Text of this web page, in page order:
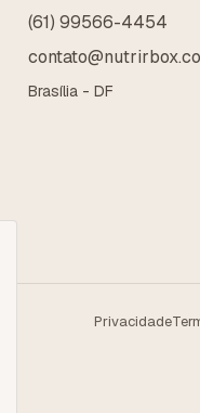
(61) 99566-4454
Brasília - DF
Privacidade